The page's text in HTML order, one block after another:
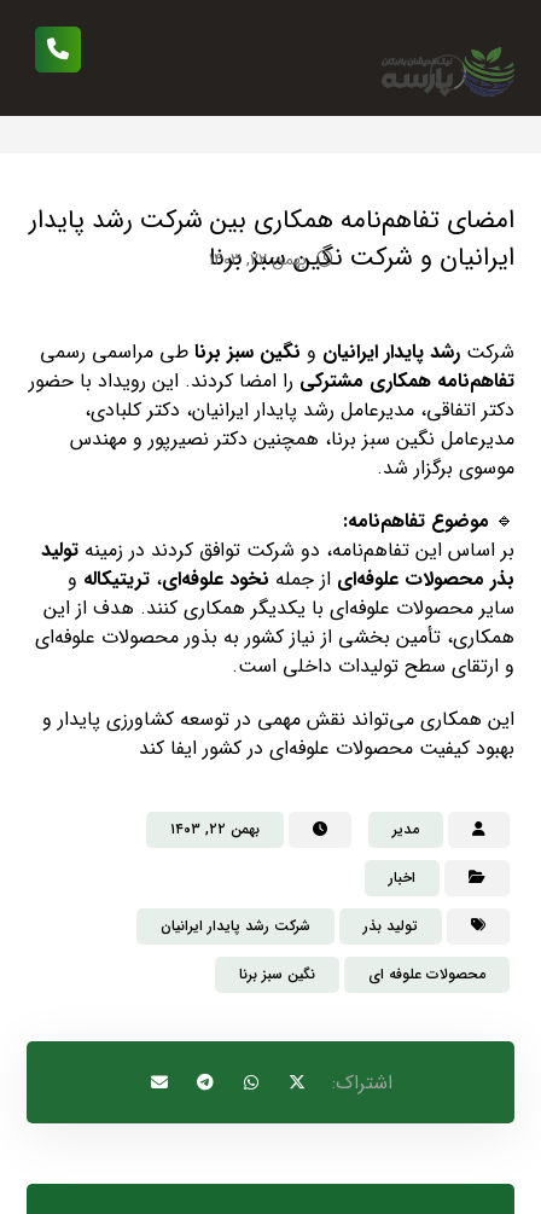
امضای تفاهم‌نامه همکاری بین شرکت رشد پایدار
ایرانیان و شرکت نگین سبز برنا
بهمن ۲۲, ۱۴۰۳
شرکت رشد پایدار ایرانیان و نگین سبز برنا طی مراسمی رسمی
تفاهم‌نامه همکاری مشترکی را امضا کردند. این رویداد با حضور
دکتر اتفاقی، مدیرعامل رشد پایدار ایرانیان، دکتر کلبادی،
مدیرعامل نگین سبز برنا، همچنین دکتر نصیرپور و مهندس
موسوی برگزار شد.
🔹 موضوع تفاهم‌نامه:
بر اساس این تفاهم‌نامه، دو شرکت توافق کردند در زمینهتولید
بذر محصولات علوفه‌ای از جمله نخود علوفه‌ای،تریتیکاله و
سایر محصولات علوفه‌ای با یکدیگر همکاری کنند. هدف از این
همکاری، تأمین بخشی از نیاز کشور به بذور محصولات علوفه‌ای
و ارتقای سطح تولیدات داخلی است.
این همکاری می‌تواند نقش مهمی در توسعه کشاورزی پایدار و
بهبود کیفیت محصولات علوفه‌ای در کشور ایفا کند
مدیر بهمن ۲۲, ۱۴۰۳
اخبار
تولید بذر شرکت رشد پایدار ایرانیان
محصولات علوفه ای نگین سبز برنا